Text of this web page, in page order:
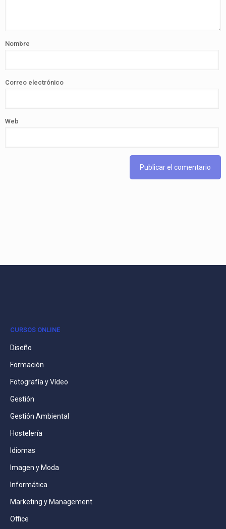
Nombre
Correo electrónico
Web
CURSOS ONLINE
Diseño
Formación
Fotografía y Vídeo
Gestión
Gestión Ambiental
Hostelería
Idiomas
Imagen y Moda
Informática
Marketing y Management
Office